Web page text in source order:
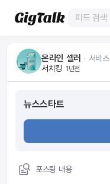
온라인 셀러 ᆞ 서비스
서치킹 1년전
뉴스스타트
포스팅 내용